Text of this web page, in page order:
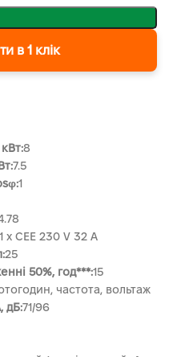
в 1 клік
8
7.5
1
x CEE 230 V 32 A
25
50%, год***:15
частота, вольтаж
дБ:71/96